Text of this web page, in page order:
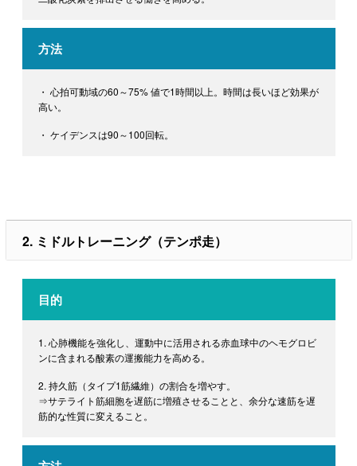
方法
・ 心拍可動域の60～75% 値で1時間以上。時間は長いほど効果が
高い。
・ ケイデンスは90～100回転。
2. ミドルトレーニング（テンポ走）
目的
1. 心肺機能を強化し、運動中に活用される赤血球中のヘモグロビ
ンに含まれる酸素の運搬能力を高める。
2. 持久筋（タイプ1筋繊維）の割合を増やす。
⇒サテライト筋細胞を遅筋に増殖させることと、余分な速筋を遅
筋的な性質に変えること。